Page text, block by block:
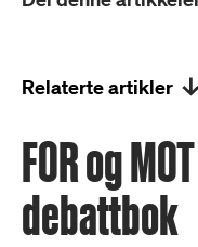
Relaterte artikler
FOR og
debattbok